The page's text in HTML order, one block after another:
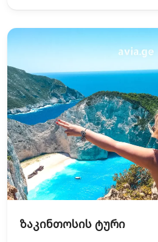
ზაკინთოსის ტური